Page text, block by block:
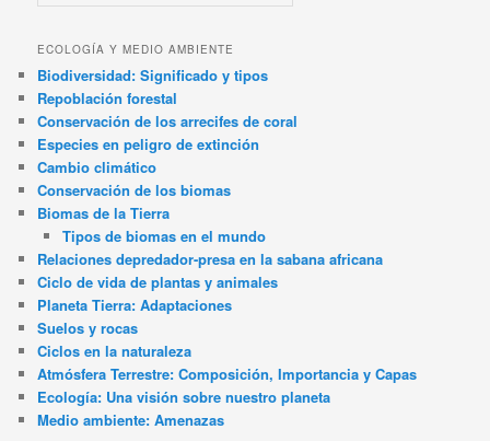
ECOLOGÍA Y MEDIO AMBIENTE
Biodiversidad: Significado y tipos
Repoblación forestal
Conservación de los arrecifes de coral
Especies en peligro de extinción
Cambio climático
Conservación de los biomas
Biomas de la Tierra
Tipos de biomas en el mundo
Relaciones depredador-presa en la sabana africana
Ciclo de vida de plantas y animales
Planeta Tierra: Adaptaciones
Suelos y rocas
Ciclos en la naturaleza
Atmósfera Terrestre: Composición, Importancia y Capas
Ecología: Una visión sobre nuestro planeta
Medio ambiente: Amenazas